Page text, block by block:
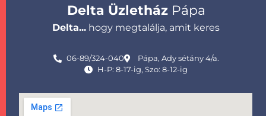
Delta ÜzletházPápa
Delta... hogy megtalálja, amit keres
06-89/324-040
Pápa, Ady sétány 4/a.
H-P: 8-17-ig, Szo: 8-12-ig